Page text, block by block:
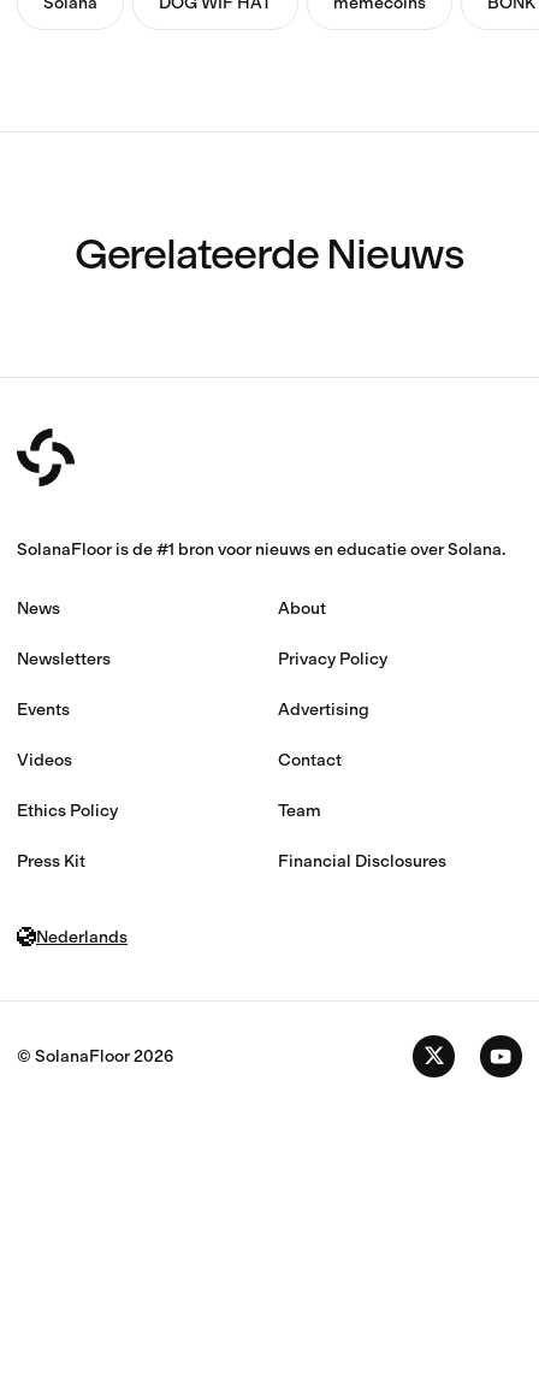
Gerelateerde Nieuws
SolanaFloor is de #1 bron voor nieuws en educatie over Solana.
News
Newsletters
Events
Videos
Ethics Policy
Press Kit
About
Privacy Policy
Advertising
Contact
Team
Financial Disclosures
Nederlands
© SolanaFloor2026